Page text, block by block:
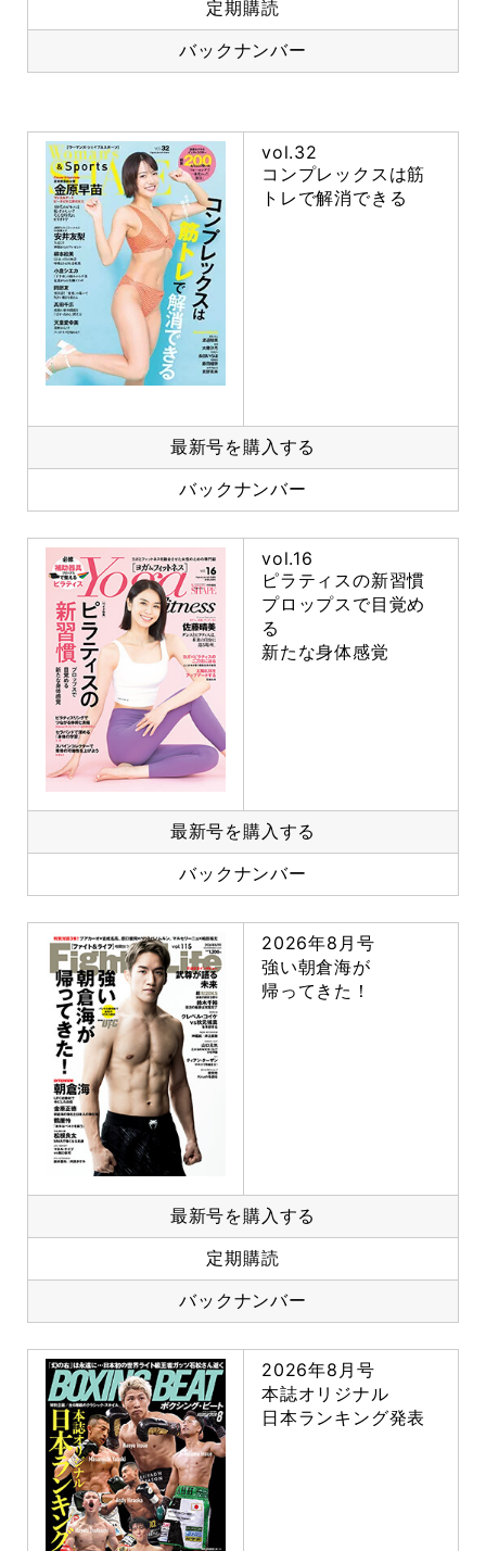
定期購読
バックナンバー
vol.32
コンプレックスは筋
トレで解消できる
最新号を購入する
バックナンバー
vol.16
ピラティスの新習慣
プロップスで目覚め
る
新たな身体感覚
最新号を購入する
バックナンバー
2026年8月号
強い朝倉海が
帰ってきた！
最新号を購入する
定期購読
バックナンバー
2026年8月号
本誌オリジナル
日本ランキング発表